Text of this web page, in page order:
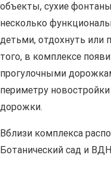
объекты, сухие
несколько
детьми, отдохнуть или
того, в комплексе
прогулочными
периметру
дорожки.
Вблизи комплекса
Ботанический сад и